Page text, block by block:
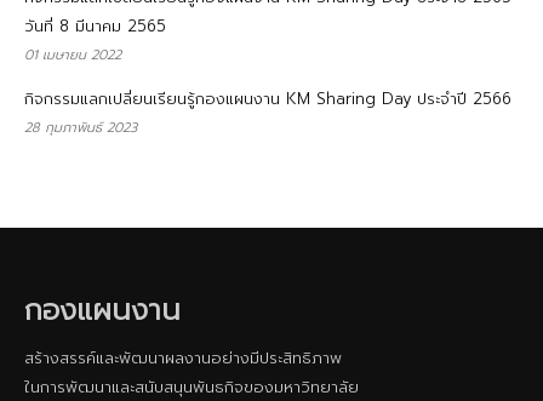
วันที่ 8 มีนาคม 2565
01 เมษายน 2022
กิจกรรมแลกเปลี่ยนเรียนรู้กองแผนงาน KM Sharing Day ประจำปี 2566
28 กุมภาพันธ์ 2023
กองแผนงาน
สร้างสรรค์และพัฒนาผลงานอย่างมีประสิทธิภาพ
ในการพัฒนาและสนับสนุนพันธกิจของมหาวิทยาลัย